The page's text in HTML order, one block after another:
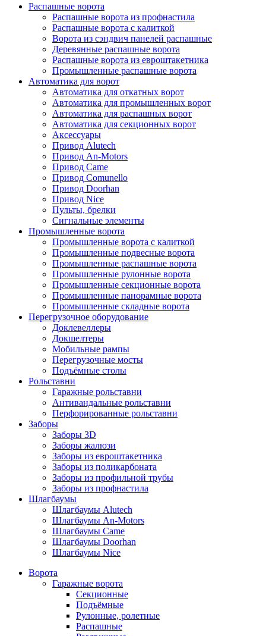
Распашные ворота
Распашные ворота из профнастила
Распашные ворота с калиткой
Ворота из сэндвич панелей распашные
Деревянные распашные ворота
Распашные ворота из евроштакетника
Промышленные распашные ворота
Автоматика для ворот
Автоматика для откатных ворот
Автоматика для промышленных ворот
Автоматика для распашных ворот
Автоматика для секционных ворот
Аксессуары
Привод Alutech
Привод An-Motors
Привод Came
Привод Comunello
Привод Doorhan
Привод Nice
Пульты, брелки
Сигнальные элементы
Промышленные ворота
Промышленные ворота с калиткой
Промышленные подвесные ворота
Промышленные распашные ворота
Промышленные рулонные ворота
Промышленные секционные ворота
Промышленные панорамные ворота
Промышленные складные ворота
Перегрузочное оборудование
Доклевеллеры
Докшелтеры
Мобильные рампы
Перегрузочные мосты
Подъёмные столы
Рольставни
Гаражные рольставни
Антивандальные рольставни
Перфорированные рольставни
Заборы
Заборы 3D
Заборы жалюзи
Заборы из евроштакетника
Заборы из поликарбоната
Заборы из профильной трубы
Заборы из профнастила
Шлагбаумы
Шлагбаумы Alutech
Шлагбаумы An-Motors
Шлагбаумы Came
Шлагбаумы Doorhan
Шлагбаумы Nice
Ворота
Гаражные ворота
Секционные
Подъёмные
Рулонные, ролетные
Распашные